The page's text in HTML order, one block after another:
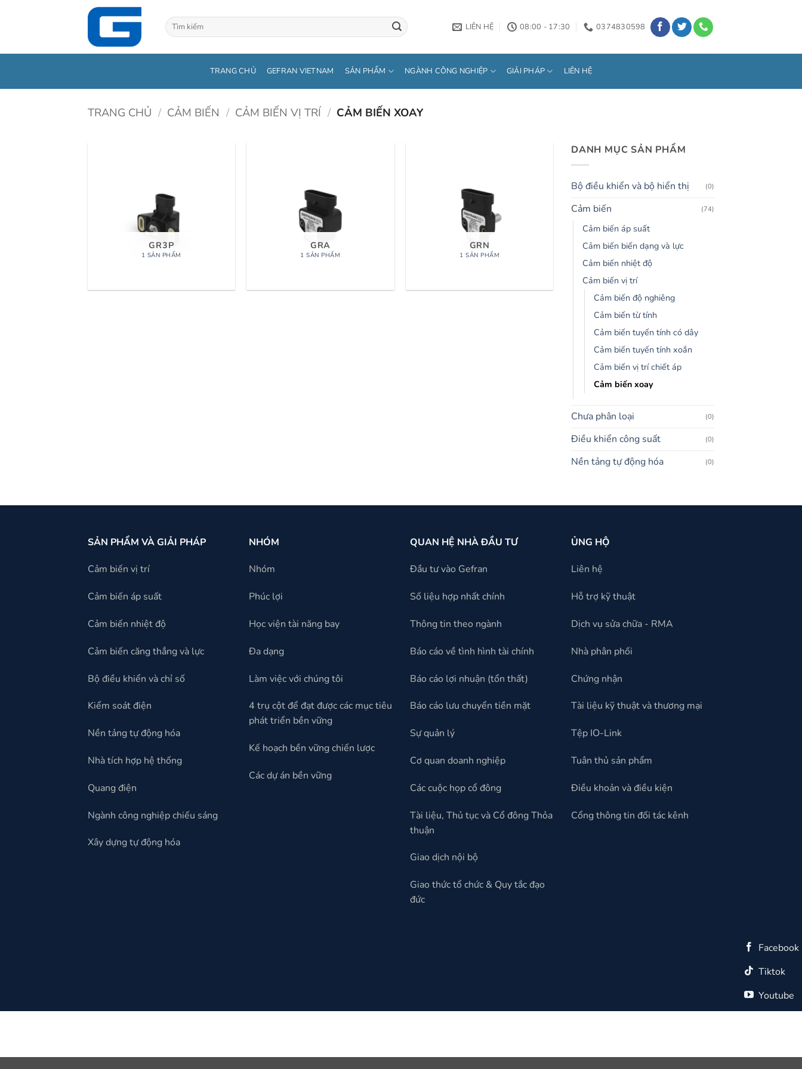
dung
Tìm
kiếm:
LIÊN HỆ 08:00 - 17:30 0374830598
TRANG CHỦ GEFRAN VIETNAM SẢN PHẨM NGÀNH CÔNG NGHIỆP GIẢI PHÁP LIÊN HỆ
TRANG CHỦ / CẢM BIẾN / CẢM BIẾN VỊ TRÍ / CẢM BIẾN XOAY
GR3P
1 SẢN PHẨM
GRA
1 SẢN PHẨM
GRN
1 SẢN PHẨM
DANH MỤC SẢN PHẨM
Bộ điều khiển và bộ hiển thị (0)
Cảm biến (74)
Cảm biến áp suất
Cảm biến biến dạng và lực
Cảm biến nhiệt độ
Cảm biến vị trí
Cảm biến độ nghiêng
Cảm biến từ tính
Cảm biến tuyến tính có dây
Cảm biến tuyến tính xoắn
Cảm biến vị trí chiết áp
Cảm biến xoay
Chưa phân loại (0)
Điều khiển công suất (0)
Nền tảng tự động hóa (0)
SẢN PHẨM VÀ GIẢI PHÁP
Cảm biến vị trí
Cảm biến áp suất
Cảm biến nhiệt độ
Cảm biến căng thẳng và lực
Bộ điều khiển và chỉ số
Kiểm soát điện
Nền tảng tự động hóa
Nhà tích hợp hệ thống
Quang điện
Ngành công nghiệp chiếu sáng
Xây dựng tự động hóa
NHÓM
Nhóm
Phúc lợi
Học viện tài năng bay
Đa dạng
Làm việc với chúng tôi
4 trụ cột để đạt được các mục tiêu
phát triển bền vững
Kế hoạch bền vững chiến lược
Các dự án bền vững
QUAN HỆ NHÀ ĐẦU TƯ
Đầu tư vào Gefran
Số liệu hợp nhất chính
Thông tin theo ngành
Báo cáo về tình hình tài chính
Báo cáo lợi nhuận (tổn thất)
Báo cáo lưu chuyển tiền mặt
Sự quản lý
Cơ quan doanh nghiệp
Các cuộc họp cổ đông
Tài liệu, Thủ tục và Cổ đông Thỏa
thuận
Giao dịch nội bộ
Giao thức tổ chức & Quy tắc đạo
đức
ỦNG HỘ
Liên hệ
Hỗ trợ kỹ thuật
Dịch vụ sửa chữa - RMA
Nhà phân phối
Chứng nhận
Tài liệu kỹ thuật và thương mại
Tệp IO-Link
Tuân thủ sản phẩm
Điều khoản và điều kiện
Cổng thông tin đối tác kênh
Facebook
Tiktok
Youtube